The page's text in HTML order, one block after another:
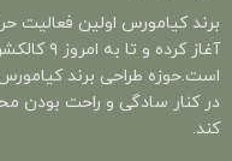
آغاز
است.حوزه طراحی برند
در کنار سادگی و راحت بودن
کند.